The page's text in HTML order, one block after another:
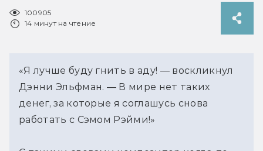
100905
14 минут на чтение
«Я лучше буду гнить в аду! — воскликнул
Дэнни Эльфман. — В мире нет таких
денег, за которые я соглашусь снова
работать с Сэмом Рэйми!»